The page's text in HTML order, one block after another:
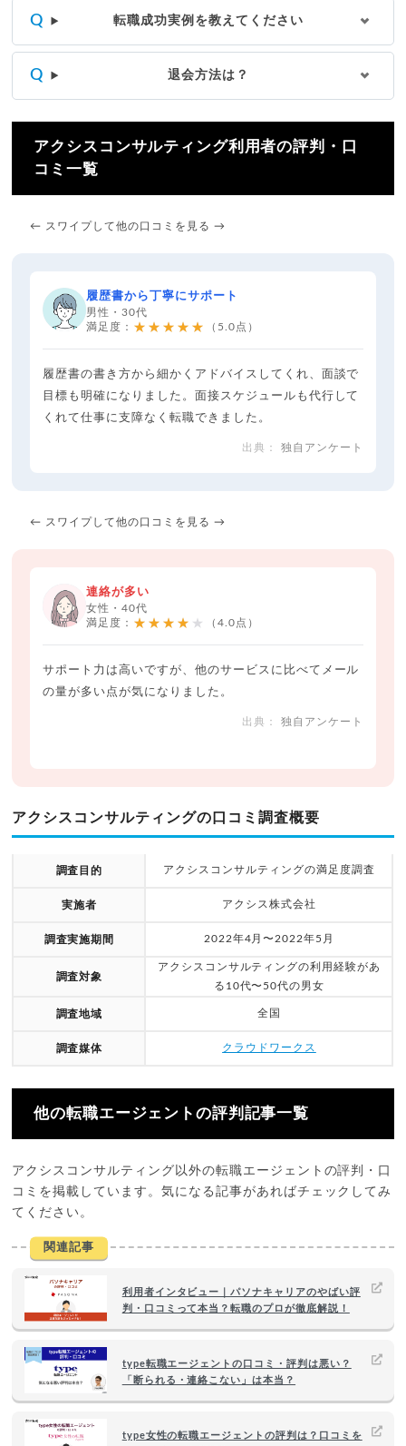
転職成功実例を教えてください
退会方法は？
アクシスコンサルティング利用者の評判・口
コミ一覧
← スワイプして他の口コミを見る →
履歴書から丁寧にサポート
男性・30代
満足度： ★★★★★ （5.0点）
履歴書の書き方から細かくアドバイスしてくれ、面談で
目標も明確になりました。面接スケジュールも代行して
くれて仕事に支障なく転職できました。
独自アンケート
← スワイプして他の口コミを見る →
連絡が多い
女性・40代
満足度： ★★★★★ （4.0点）
サポート力は高いですが、他のサービスに比べてメール
の量が多い点が気になりました。
独自アンケート
アクシスコンサルティングの口コミ調査概要
調査目的 アクシスコンサルティングの満足度調査
実施者 アクシス株式会社
調査実施期間 2022年4月〜2022年5月
調査対象
アクシスコンサルティングの利用経験があ
る10代〜50代の男女
調査地域 全国
調査媒体 クラウドワークス
他の転職エージェントの評判記事一覧
アクシスコンサルティング以外の転職エージェントの評判・口
コミを掲載しています。気になる記事があればチェックしてみ
てください。
関連記事
利用者インタビュー｜パソナキャリアのやばい評
判・口コミって本当？転職のプロが徹底解説！
type転職エージェントの口コミ・評判は悪い？
「断られる・連絡こない」は本当？
type女性の転職エージェントの評判は？口コミを